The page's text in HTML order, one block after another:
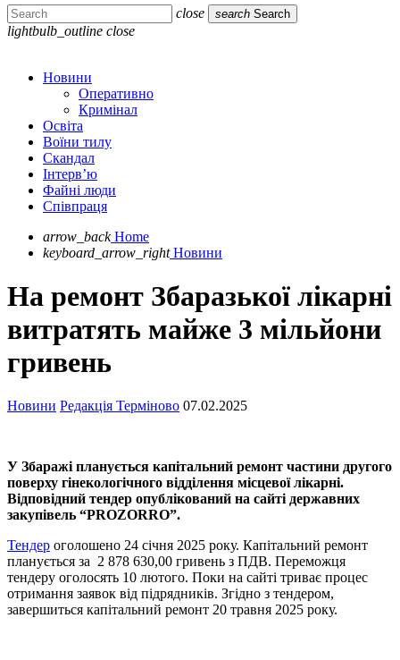
close search Search
lightbulb_outline close
Новини
Оперативно
Кримінал
Освіта
Воїни тилу
Скандал
Інтерв’ю
Файні люди
Співпраця
arrow_back Home
keyboard_arrow_right Новини
На ремонт Збаразької лікарні
витратять майже 3 мільйони
гривень
Новини Редакція Терміново 07.02.2025
У Збаражі планується капітальний ремонт частини другого
поверху гінекологічного відділення місцевої лікарні.
Відповідний тендер опублікований на сайті державних
закупівель “PROZORRO”.
Тендер оголошено 24 січня 2025 року. Капітальний ремонт
планується за 2 878 630,00 гривень з ПДВ. Переможця
тендеру оголосять 10 лютого. Поки на сайті триває процес
отримання заявок від підрядників. Згідно з тендером,
завершиться капітальний ремонт 20 травня 2025 року.